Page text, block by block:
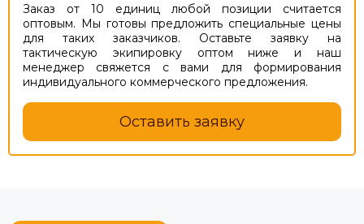
Заказ от 10 единиц любой позиции считается
оптовым. Мы готовы предложить специальные цены
для таких заказчиков. Оставьте заявку на
тактическую экипировку оптом ниже и наш
менеджер свяжется с вами для формирования
индивидуального коммерческого предложения.
Оставить заявку